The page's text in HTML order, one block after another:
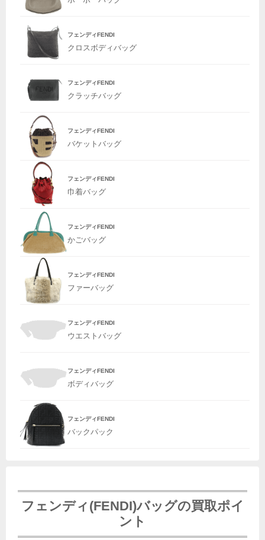
フェンディFENDI
クロスボディバッグ
フェンディFENDI
クラッチバッグ
フェンディFENDI
バケットバッグ
フェンディFENDI
巾着バッグ
フェンディFENDI
かごバッグ
フェンディFENDI
ファーバッグ
フェンディFENDI
ウエストバッグ
フェンディFENDI
ボディバッグ
フェンディFENDI
バックパック
フェンディ(FENDI)バッグの買取ポイ
ント